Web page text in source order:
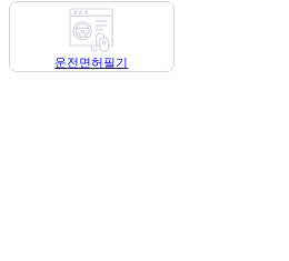
운전면허필기